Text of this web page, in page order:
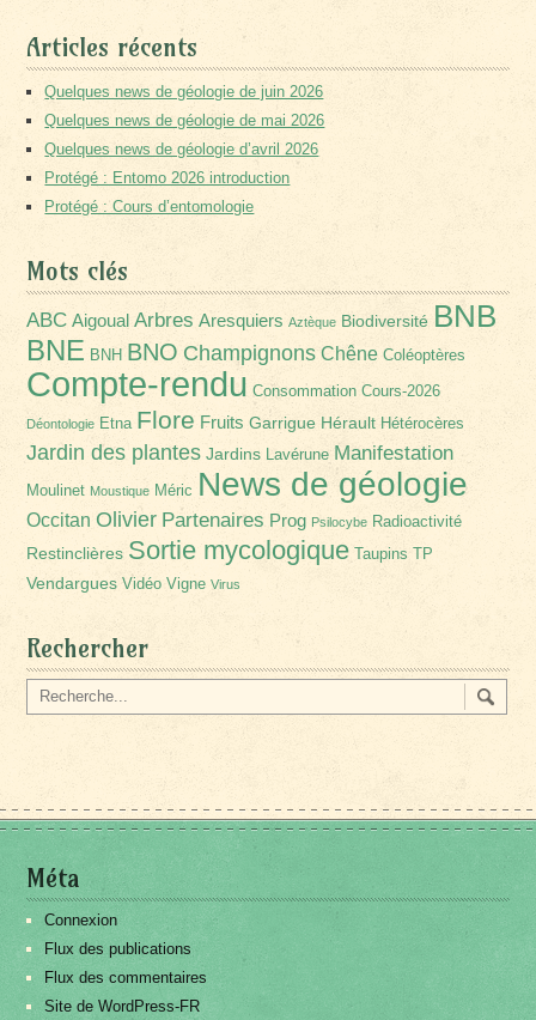
Articles récents
Quelques news de géologie de juin 2026
Quelques news de géologie de mai 2026
Quelques news de géologie d’avril 2026
Protégé : Entomo 2026 introduction
Protégé : Cours d’entomologie
Mots clés
ABC Aigoual Arbres Aresquiers Aztèque Biodiversité BNB
BNE BNH BNO Champignons Chêne Coléoptères
Compte-rendu Consommation Cours-2026
Déontologie Etna Flore Fruits Garrigue Hérault Hétérocères
Jardin des plantes Jardins Lavérune Manifestation
Moulinet Moustique Méric News de géologie
Occitan Olivier Partenaires Prog Psilocybe Radioactivité
Restinclières Sortie mycologique Taupins TP
Vendargues Vidéo Vigne Virus
Rechercher
Méta
Connexion
Flux des publications
Flux des commentaires
Site de WordPress-FR